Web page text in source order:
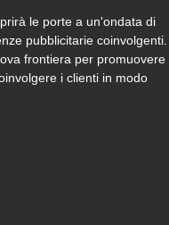
le porte a un'ondata di
pubblicitarie coinvolgenti.
frontiera per promuovere
i clienti in modo